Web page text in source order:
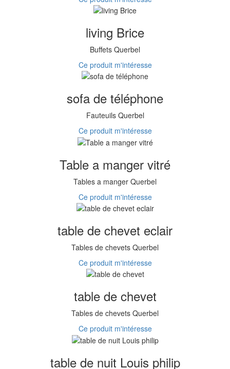
living Brice
Buffets Querbel
Ce produit m'intéresse
sofa de téléphone
Fauteuils Querbel
Ce produit m'intéresse
Table a manger vitré
Tables a manger Querbel
Ce produit m'intéresse
table de chevet eclair
Tables de chevets Querbel
Ce produit m'intéresse
table de chevet
Tables de chevets Querbel
Ce produit m'intéresse
table de nuit Louis philip